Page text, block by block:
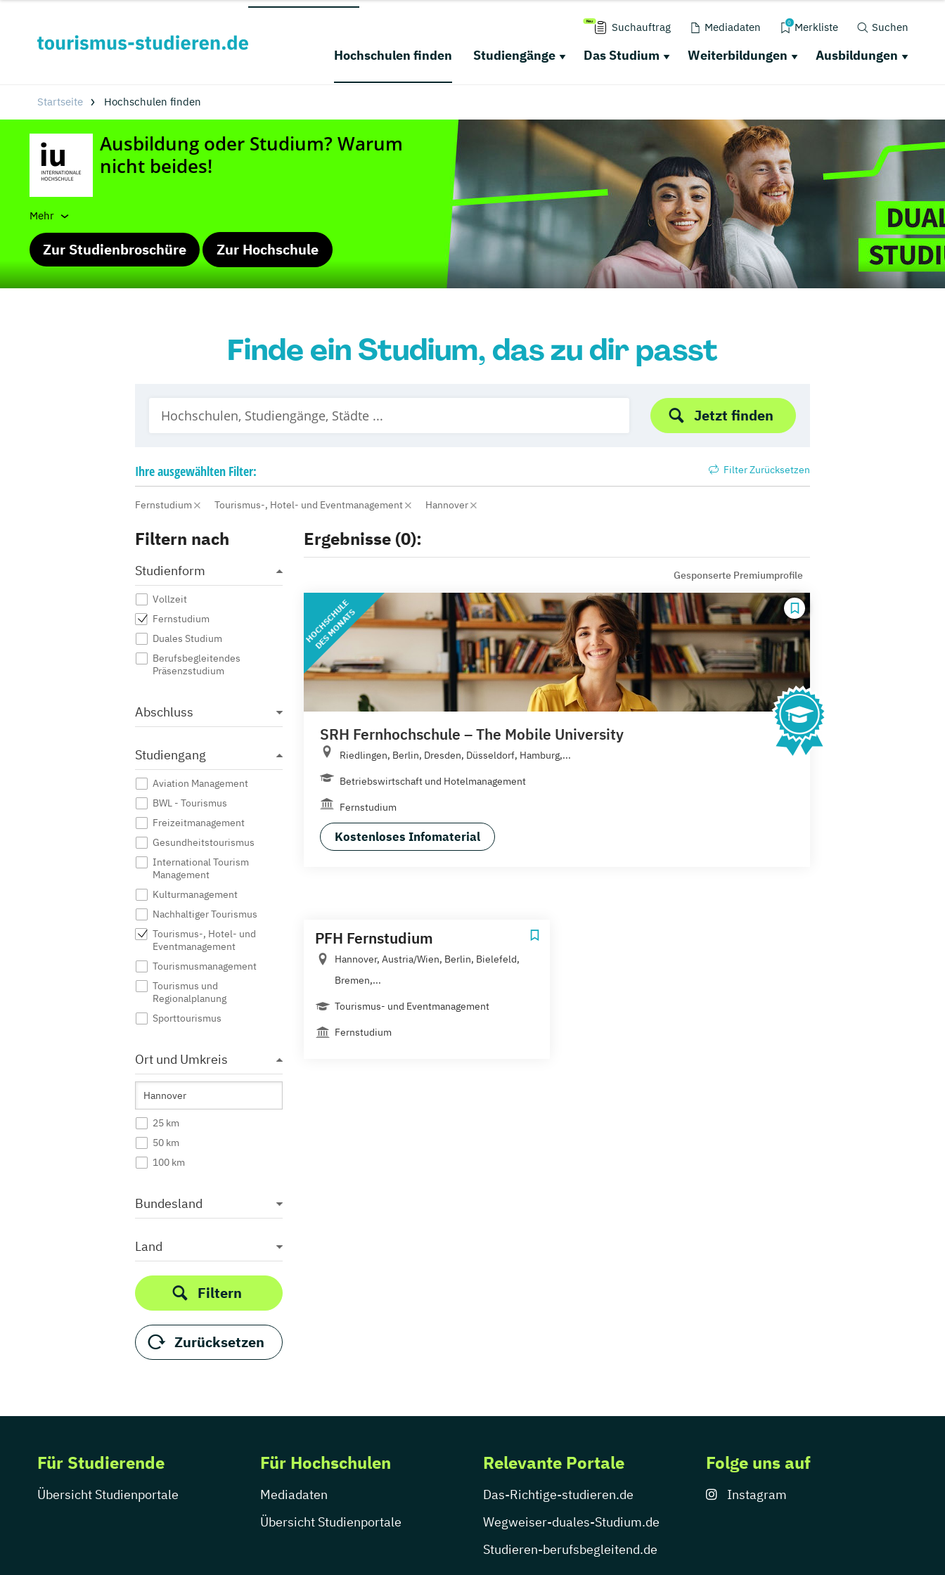
Suchauftrag Mediadaten 0 Merkliste Suchen
Hochschulen finden Studiengänge Das Studium Weiterbildungen Ausbildungen
Startseite Hochschulen finden
Mehr
Zur Studienbroschüre Zur Hochschule
Finde ein Studium, das zu dir passt
Jetzt finden
Ihreausgewählten Filter: Filter Zurücksetzen
Fernstudium Tourismus-, Hotel- und Eventmanagement Hannover
Filtern nach
Studienform
Vollzeit
Fernstudium
Duales Studium
Berufsbegleitendes
Präsenzstudium
Abschluss
Studiengang
Aviation Management
BWL - Tourismus
Freizeitmanagement
Gesundheitstourismus
International Tourism
Management
Kulturmanagement
Nachhaltiger Tourismus
Tourismus-, Hotel- und
Eventmanagement
Tourismusmanagement
Tourismus und
Regionalplanung
Sporttourismus
Ort und Umkreis
25 km
50 km
100 km
Bundesland
Land
Filtern
Zurücksetzen
Ergebnisse (0):
Gesponserte Premiumprofile
HOCHSCHULE
DES MONATS
SRH Fernhochschule – The Mobile University
Riedlingen, Berlin, Dresden, Düsseldorf, Hamburg,...
Betriebswirtschaft und Hotelmanagement
Fernstudium
Kostenloses Infomaterial
PFH Fernstudium
Hannover, Austria/Wien, Berlin, Bielefeld,
Bremen,...
Tourismus- und Eventmanagement
Fernstudium
Für Studierende
Übersicht Studienportale
Für Hochschulen
Mediadaten
Übersicht Studienportale
Relevante Portale
Das-Richtige-studieren.de
Wegweiser-duales-Studium.de
Studieren-berufsbegleitend.de
Folge uns auf
Instagram